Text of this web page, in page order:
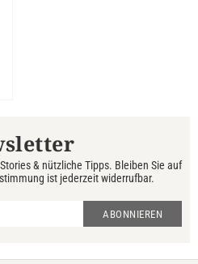
& nützliche Tipps. Bleiben Sie auf
ist jederzeit widerrufbar.
ABONNIEREN